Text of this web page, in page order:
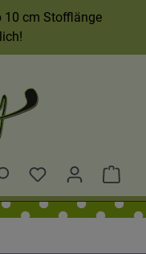
10 cm Stofflänge